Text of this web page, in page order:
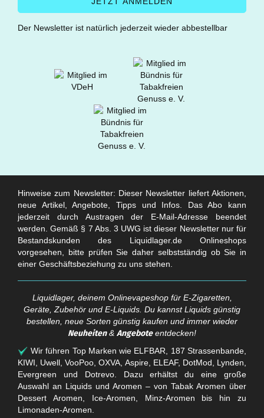
Der Newsletter ist natürlich jederzeit wieder abbestellbar
Hinweise zum Newsletter: Dieser Newsletter liefert Aktionen,
neue Artikel, Angebote, Tipps und Infos. Das Abo kann
jederzeit durch Austragen der E-Mail-Adresse beendet
werden. Gemäß § 7 Abs. 3 UWG ist dieser Newsletter nur für
Bestandskunden des Liquidlager.de Onlineshops
vorgesehen, bitte prüfen Sie daher selbstständig ob Sie in
einer Geschäftsbeziehung zu uns stehen.
Liquidlager, deinem Onlinevapeshop für E-Zigaretten,
Geräte, Zubehör und E-Liquids. Du kannst Liquids günstig
bestellen, neue Sorten günstig kaufen und immer wieder
Neuheiten& Angeboteentdecken!
Wir führen Top Marken wie ELFBAR, 187 Strassenbande,
KIWI, Uwell, VooPoo, OXVA, Aspire, ELEAF, DotMod, Lynden,
Evergreen und Dotrevo. Dazu erhältst du eine große
Auswahl an Liquids und Aromen – von Tabak Aromen über
Dessert Aromen, Ice-Aromen, Minz-Aromen bis hin zu
Limonaden-Aromen.